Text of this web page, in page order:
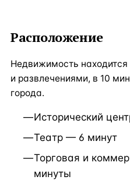
Расположение
Недвижимость
и развлечениями, в 10
города.
Исторический
Театр — 6 минут
Торговая и
минуты